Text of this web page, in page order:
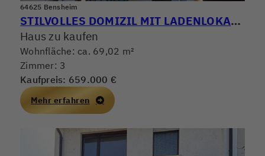
64625 Bensheim
STILVOLLES DOMIZIL MIT LADENLOKAL IN BESTER LAGE
Haus zu kaufen
Wohnfläche: ca. 69,02 m²
Zimmer: 3
Kaufpreis: 659.000 €
Mehr erfahren